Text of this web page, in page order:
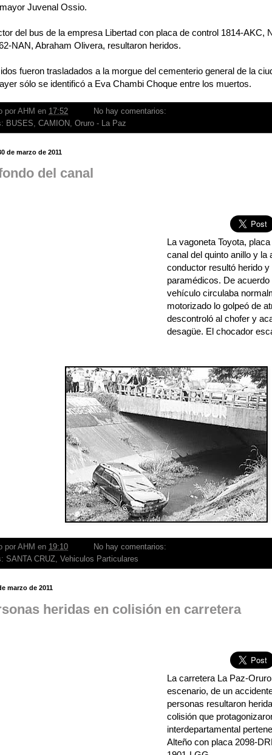
Juvenal Ossio.
del bus de la empresa Libertad con placa de control 1814-AKC,
NAN, Abraham Olivera, resultaron heridos.
fueron trasladados a la morgue del cementerio general de la
sólo se identificó a Eva Chambi Choque entre los muertos.
por AHM en 17:52
No hay comentarios:
BUSES, CAMION, Oruro - La Paz
de marzo de 2011
del canal
La vagoneta Toyota,
canal del quinto anillo y la
conductor resultó herido
paramédicos. De
vehículo circulaba
motorizado lo golpeó de
descontroló al chofer y
desagüe. El chocador
por AHM en 19:10
No hay comentarios:
SANTA CRUZ, Vehiculos Particulares
marzo de 2011
heridas en colisión en carretera
La carretera La Paz-
escenario, de un
personas resultaron
colisión que
interdepartamental
Alteño con placa 2098-